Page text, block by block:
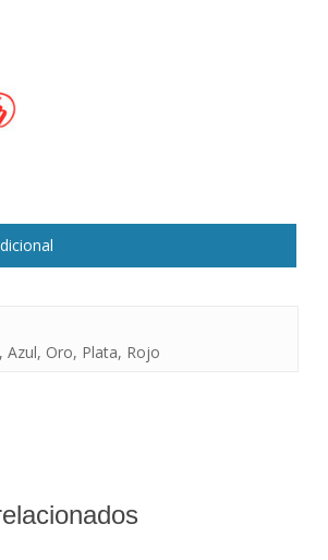
Azul, Oro, Plata, Rojo